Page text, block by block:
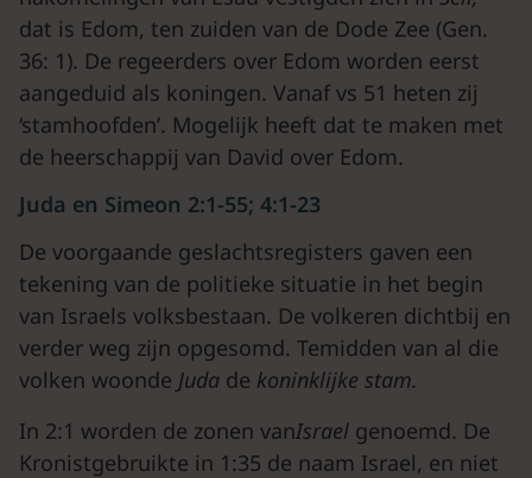
dat is Edom, ten zuiden van de Dode Zee (Gen.
36: 1). De regeerders over Edom worden eerst
aangeduid als koningen. Vanaf vs 51 heten zij
‘stamhoofden’. Mogelijk heeft dat te maken met
de heerschappij van David over Edom.
Juda en Simeon 2:1-55; 4:1-23
De voorgaande geslachtsregisters gaven een
tekening van de politieke situatie in het begin
van Israels volksbestaan. De volkeren dichtbij en
verder weg zijn opgesomd. Temidden van al die
volken woonde Juda de koninklijke stam.
In 2:1 worden de zonen vanIsrael genoemd. De
Kronistgebruikte in 1:35 de naam Israel, en niet